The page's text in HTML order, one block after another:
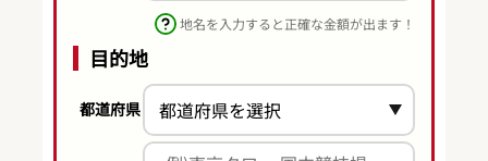
地名を入力すると正確な金額が出ます！
目的地
都道府県